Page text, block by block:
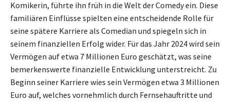
Komikerin, führte ihn früh in die Welt der Comedy ein. Diese
familiären Einflüsse spielten eine entscheidende Rolle für
seine spätere Karriere als Comedian und spiegeln sich in
seinem finanziellen Erfolg wider. Für das Jahr 2024 wird sein
Vermögen auf etwa 7 Millionen Euro geschätzt, was seine
bemerkenswerte finanzielle Entwicklung unterstreicht. Zu
Beginn seiner Karriere wies sein Vermögen etwa 3 Millionen
Euro auf, welches vornehmlich durch Fernsehauftritte und